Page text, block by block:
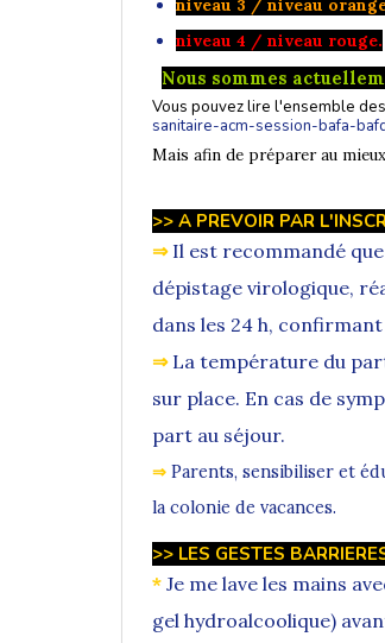
niveau 3 / niveau
niveau 4 / niveau rouge.
Nous sommes
Vous pouvez lire l'ensemble
sanitaire-acm-session-bafa-
Mais afin de préparer au
>> A PREVOIR PAR
⇒Il est recommandé
dépistage virologique,
dans les 24 h, confirmant
⇒La température du
sur place. En cas de
part au séjour.
⇒ Parents, sensibiliser et
la colonie de vacances.
>> LES GESTES
* Je me lave les mains
gel hydroalcoolique)